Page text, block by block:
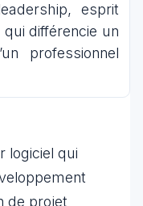
esprit
différencie un
professionnel
logiciel qui
de projet